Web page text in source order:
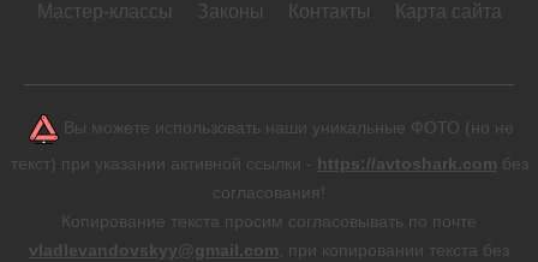
Мастер-классы Законы Контакты Карта сайта
Вы можете использовать наши уникальные ФОТО (но не
текст) при указании активной ссылки - https://avtoshark.com без
согласования!
Копирование текста просим согласовывать по почте
vladlevandovskyy@gmail.com , при копировании текста без